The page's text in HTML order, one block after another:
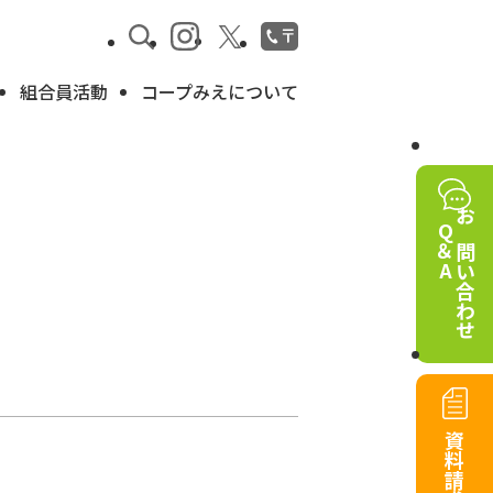
組合員活動 コープみえについて
お問い合わせ
Q＆A
資料請求